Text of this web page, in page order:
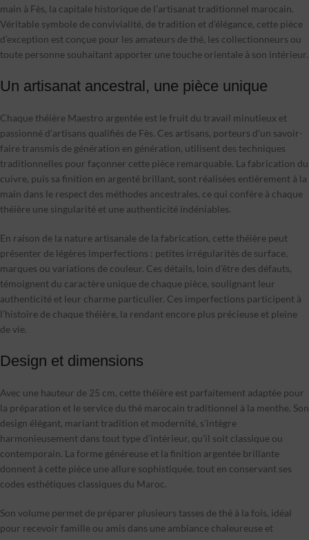
main à Fès, la capitale historique de l’artisanat traditionnel marocain.
Véritable symbole de convivialité, de tradition et d’élégance, cette pièce
d’exception est conçue pour les amateurs de thé, les collectionneurs ou
toute personne souhaitant apporter une touche orientale à son intérieur.
Un artisanat ancestral, une pièce unique
Chaque théière Maestro argentée est le fruit du travail minutieux et
passionné d’artisans qualifiés de Fès. Ces artisans, porteurs d’un savoir-
faire transmis de génération en génération, utilisent des techniques
traditionnelles pour façonner cette pièce remarquable. La fabrication du
cuivre, puis sa finition en argenté brillant, sont réalisées entièrement à la
main dans le respect des méthodes ancestrales, ce qui confère à chaque
théière une singularité et une authenticité indéniables.
En raison de la nature artisanale de la fabrication, cette théière peut
présenter de légères imperfections : petites irrégularités de surface,
marques ou variations de couleur. Ces détails, loin d’être des défauts,
témoignent du caractère unique de chaque pièce, soulignant leur
authenticité et leur charme particulier. Ces imperfections participent à
l’histoire de chaque théière, la rendant encore plus précieuse et pleine
de vie.
Design et dimensions
Avec une hauteur de 25 cm, cette théière est parfaitement adaptée pour
la préparation et le service du thé marocain traditionnel à la menthe. Son
design élégant, mariant tradition et modernité, s’intègre
harmonieusement dans tout type d’intérieur, qu’il soit classique ou
contemporain. La forme généreuse et la finition argentée brillante
donnent à cette pièce une allure sophistiquée, tout en conservant ses
codes esthétiques classiques du Maroc.
Son volume permet de préparer plusieurs tasses de thé à la fois, idéal
pour recevoir famille ou amis dans une ambiance chaleureuse et